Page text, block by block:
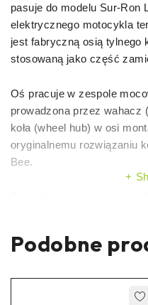
pasuje do modelu Sur-Ron
elektrycznego motocykla
jest fabryczną osią tylnego
stosowaną jako część
Oś pracuje w zespole
prowadzona przez wahacz
koła (wheel hub) w osi
oryginalnemu rozwiązaniu
Bee.
geometrii i bez przeróbek
Zalety osi
Podobne